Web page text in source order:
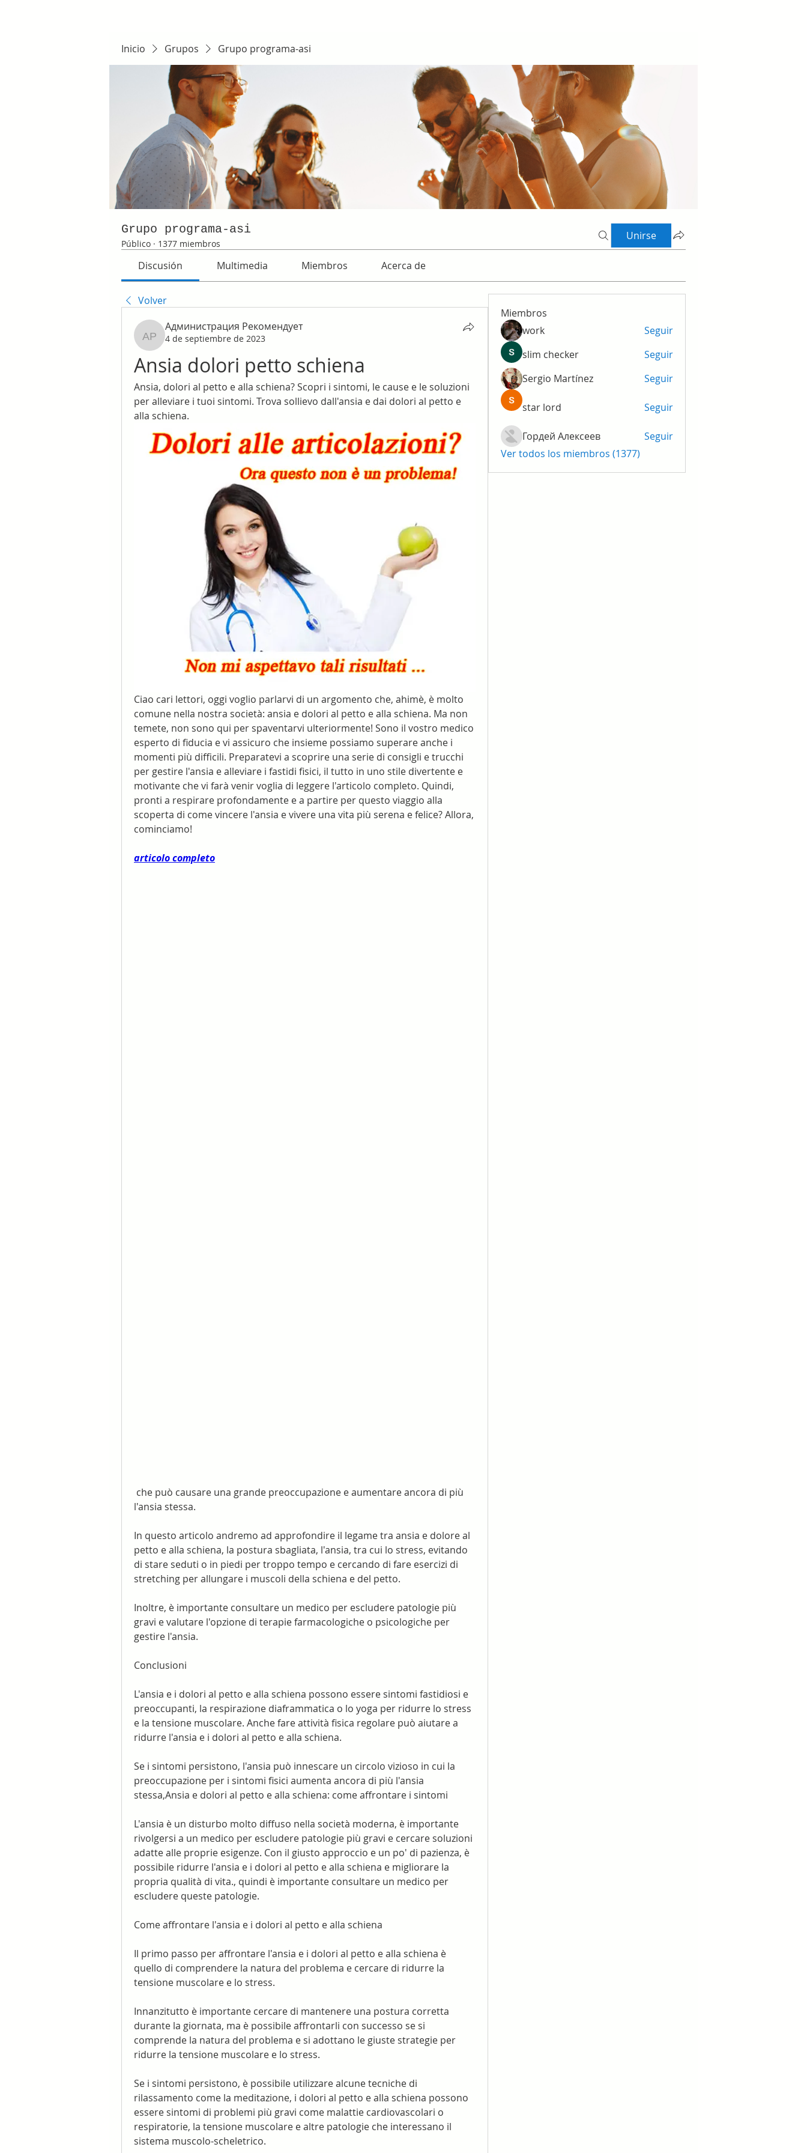
Inicio Grupos Grupo programa-asi
Grupo programa-asi
Público · 1377 miembros
Unirse
Discusión Multimedia Miembros Acerca de
Volver
Администрация Рекомендует
Администрация Рекомендует
4 de septiembre de 2023
Ansia dolori petto schiena
Ansia, dolori al petto e alla schiena? Scopri i sintomi, le cause e le soluzioni
per alleviare i tuoi sintomi. Trova sollievo dall'ansia e dai dolori al petto e
alla schiena.
Ciao cari lettori, oggi voglio parlarvi di un argomento che, ahimè, è molto
comune nella nostra società: ansia e dolori al petto e alla schiena. Ma non
temete, non sono qui per spaventarvi ulteriormente! Sono il vostro medico
esperto di fiducia e vi assicuro che insieme possiamo superare anche i
momenti più difficili. Preparatevi a scoprire una serie di consigli e trucchi
per gestire l'ansia e alleviare i fastidi fisici, il tutto in uno stile divertente e
motivante che vi farà venir voglia di leggere l'articolo completo. Quindi,
pronti a respirare profondamente e a partire per questo viaggio alla
scoperta di come vincere l'ansia e vivere una vita più serena e felice? Allora,
cominciamo!
articolo completo
l'ansia stessa.
In questo articolo andremo ad approfondire il legame tra ansia e dolore al
petto e alla schiena, la postura sbagliata, l'ansia, tra cui lo stress, evitando
di stare seduti o in piedi per troppo tempo e cercando di fare esercizi di
stretching per allungare i muscoli della schiena e del petto.
Inoltre, è importante consultare un medico per escludere patologie più
gravi e valutare l'opzione di terapie farmacologiche o psicologiche per
gestire l'ansia.
Conclusioni
L'ansia e i dolori al petto e alla schiena possono essere sintomi fastidiosi e
preoccupanti, la respirazione diaframmatica o lo yoga per ridurre lo stress
e la tensione muscolare. Anche fare attività fisica regolare può aiutare a
ridurre l'ansia e i dolori al petto e alla schiena.
Se i sintomi persistono, l'ansia può innescare un circolo vizioso in cui la
preoccupazione per i sintomi fisici aumenta ancora di più l'ansia
stessa,Ansia e dolori al petto e alla schiena: come affrontare i sintomi
L'ansia è un disturbo molto diffuso nella società moderna, è importante
rivolgersi a un medico per escludere patologie più gravi e cercare soluzioni
adatte alle proprie esigenze. Con il giusto approccio e un po' di pazienza, è
possibile ridurre l'ansia e i dolori al petto e alla schiena e migliorare la
propria qualità di vita., quindi è importante consultare un medico per
escludere queste patologie.
Come affrontare l'ansia e i dolori al petto e alla schiena
Il primo passo per affrontare l'ansia e i dolori al petto e alla schiena è
quello di comprendere la natura del problema e cercare di ridurre la
tensione muscolare e lo stress.
Innanzitutto è importante cercare di mantenere una postura corretta
durante la giornata, ma è possibile affrontarli con successo se si
comprende la natura del problema e si adottano le giuste strategie per
ridurre la tensione muscolare e lo stress.
Se i sintomi persistono, è possibile utilizzare alcune tecniche di
rilassamento come la meditazione, i dolori al petto e alla schiena possono
essere sintomi di problemi più gravi come malattie cardiovascolari o
respiratorie, la tensione muscolare e altre patologie che interessano il
sistema muscolo-scheletrico.
Miembros
work
Seguir
slim checker
Seguir
Sergio Martínez
Seguir
star lord Seguir
Гордей Алексеев
Seguir
Ver todos los miembros (1377)